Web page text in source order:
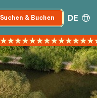
Suchen & Buchen DE